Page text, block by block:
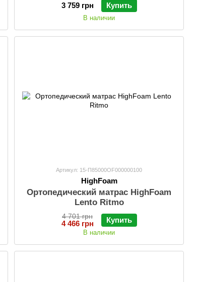
3 759 грн Купить
В наличии
Артикул: 15-П85000OF000000100
HighFoam
Ортопедический матрас HighFoam
Lento Ritmo
4 701 грн
4 466 грн Купить
В наличии